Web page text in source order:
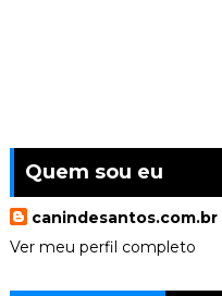
Quem sou eu
canindesantos.com.br
Ver meu perfil completo